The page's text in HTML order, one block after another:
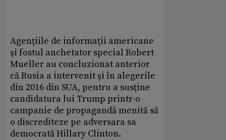
Agenţiile de informaţii americane
şi fostul anchetator special Robert
Mueller au concluzionat anterior
că Rusia a intervenit şi în alegerile
din 2016 din SUA, pentru a susţine
candidatura lui Trump printr-o
campanie de propagandă menită să
o discrediteze pe adversara sa
democrată Hillary Clinton.